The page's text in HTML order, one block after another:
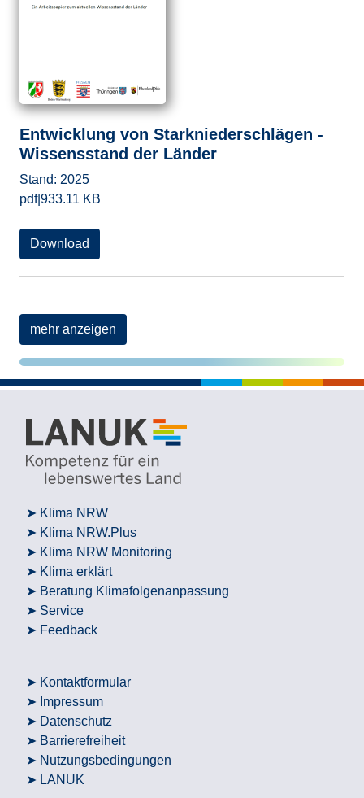
Entwicklung von Starkniederschlägen -
Wissensstand der Länder
Stand: 2025
pdf|933.11 KB
Download
mehr anzeigen
Klima NRW
Klima NRW.Plus
Klima NRW Monitoring
Klima erklärt
Beratung Klimafolgenanpassung
Service
Feedback
Kontaktformular
Impressum
Datenschutz
Barrierefreiheit
Nutzungsbedingungen
LANUK